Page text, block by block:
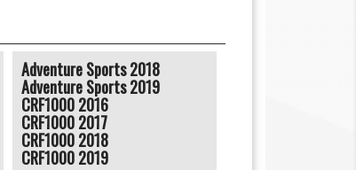
Adventure Sports 2018
Adventure Sports 2019
CRF1000 2016
CRF1000 2017
CRF1000 2018
CRF1000 2019